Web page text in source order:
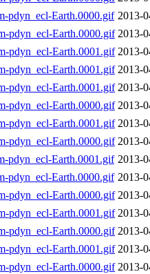
pdyn_ecl-Earth.0000.gif 2013-
pdyn_ecl-Earth.0000.gif 2013-
pdyn_ecl-Earth.0001.gif 2013-
pdyn_ecl-Earth.0001.gif 2013-
pdyn_ecl-Earth.0001.gif 2013-
pdyn_ecl-Earth.0000.gif 2013-
pdyn_ecl-Earth.0001.gif 2013-
pdyn_ecl-Earth.0000.gif 2013-
pdyn_ecl-Earth.0001.gif 2013-
pdyn_ecl-Earth.0000.gif 2013-
pdyn_ecl-Earth.0000.gif 2013-
pdyn_ecl-Earth.0001.gif 2013-
pdyn_ecl-Earth.0000.gif 2013-
pdyn_ecl-Earth.0001.gif 2013-
pdyn_ecl-Earth.0000.gif 2013-